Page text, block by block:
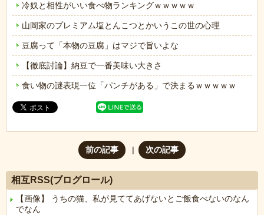
冷奴と相性がいい食べ物ランキングｗｗｗｗｗ
山岡家のプレミアム塩とんこつとかいうこの世の心理
豆腐って「本物の豆腐」はマジで旨いよな
【徹底討論】納豆で一番美味い大きさ
食い物の謎表現一位「パンチがある」で決まるｗｗｗｗｗ
前の記事 次の記事
相互RSS(ブログロール)
【画像】 うちの猫、私が見ててあげないとご飯食べないのなん
でなん